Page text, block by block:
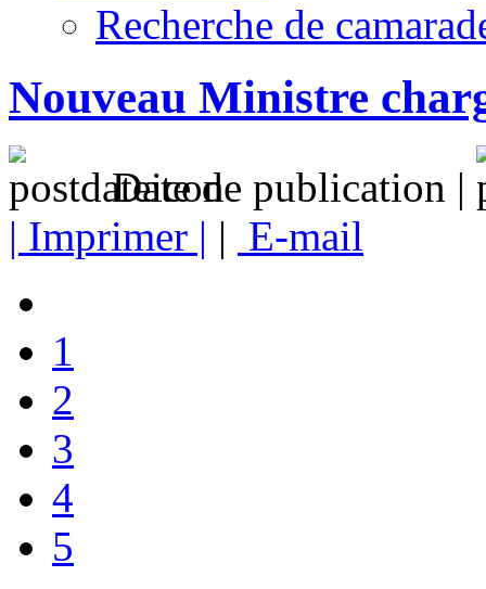
Recherche de
Nouveau Ministre
Date de publication |
| Imprimer | | E-mail
1
2
3
4
5